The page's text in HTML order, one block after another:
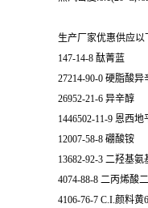
生产厂家优惠供应
147-14-8 酞菁蓝
27214-90-0 硬脂酸异
26952-21-6 异辛醇
1446502-11-9 恩西地
12007-58-8 硼酸铵
13682-92-3 二羟基氨
4074-88-8 二丙烯酸
4106-76-7 C.I.颜料黄6